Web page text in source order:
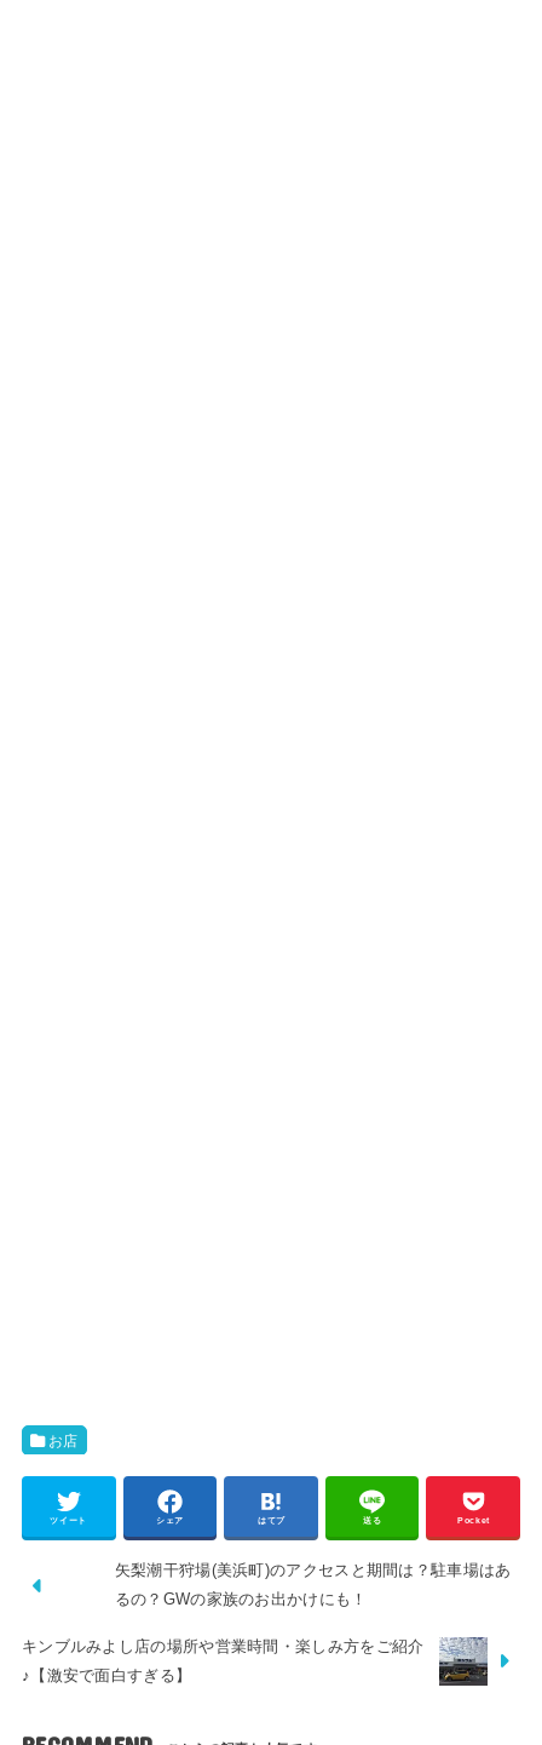
お店
ツイート シェア はてブ 送る Pocket
矢梨潮干狩場(美浜町)のアクセスと期間は？駐車場はあ
るの？GWの家族のお出かけにも！
キンブルみよし店の場所や営業時間・楽しみ方をご紹介
♪【激安で面白すぎる】